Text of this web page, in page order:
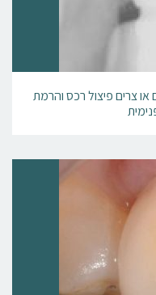
צרים פיצול רכס והרמת